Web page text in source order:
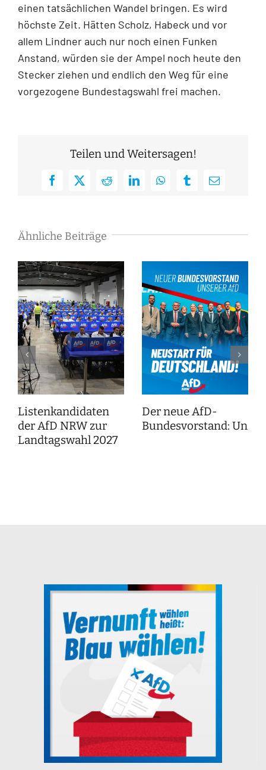
einen tatsächlichen Wandel bringen. Es wird
höchste Zeit. Hätten Scholz, Habeck und vor
allem Lindner auch nur noch einen Funken
Anstand, würden sie der Ampel noch heute den
Stecker ziehen und endlich den Weg für eine
vorgezogene Bundestagswahl frei machen.
Teilen und Weitersagen!
Facebook
X RedditLinkedInWhatsAppTumblrE-
Ähnliche Beiträge
Listenkandidaten
der AfD NRW zur
Landtagswahl 2027
Der neue AfD-
Bundesvorstand: